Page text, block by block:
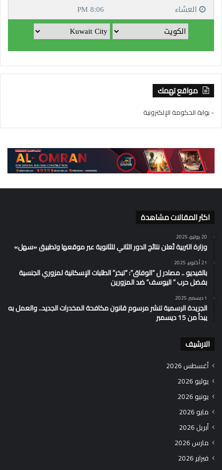
مواقع تهمك
- بوابة الحكومة الإلكترونية
اكثر المقالات مشاهدة
20 يوليو، 2025
وزارة التربية تُعلن نتائج الدور الثاني للثانوية عبر موقعها وتطبيق «سهل»
21 أكتوبر، 2025
بالفيديو .. مصادر ل “الوفاق”: “تبخر” الطلبات الإسكانية لمزوري الجنسية
بفضل حرب ” اليوسف” ضد المزورين
1 ديسمبر، 2025
الجريدة الرسمية تنشر مرسوم قانون مكافحة المخدرات الجديد.. والعمل به
يبدأ من 15 ديسمبر
الارشيف
أغسطس 2026
يوليو 2026
يونيو 2026
مايو 2026
أبريل 2026
مارس 2026
فبراير 2026